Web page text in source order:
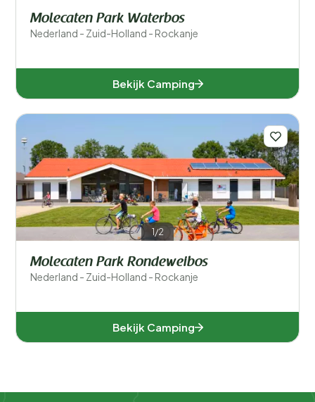
Molecaten Park Waterbos
Nederland - Zuid-Holland - Rockanje
Bekijk Camping
1/2
Molecaten Park Rondeweibos
Nederland - Zuid-Holland - Rockanje
Bekijk Camping